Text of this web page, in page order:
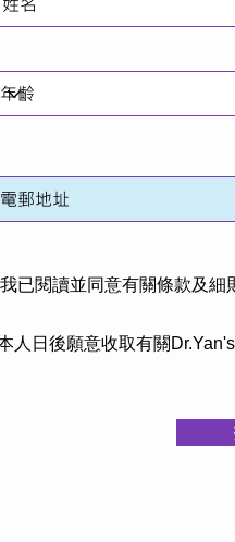
我已閱讀並同意有關條款及細
人日後願意收取有關